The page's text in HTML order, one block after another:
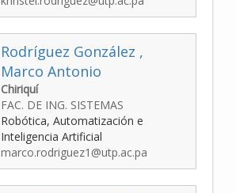
Rodríguez González ,
Marco Antonio
Chiriquí
FAC. DE ING. SISTEMAS
Robótica, Automatización e
Inteligencia Artificial
marco.rodriguez1@utp.ac.pa